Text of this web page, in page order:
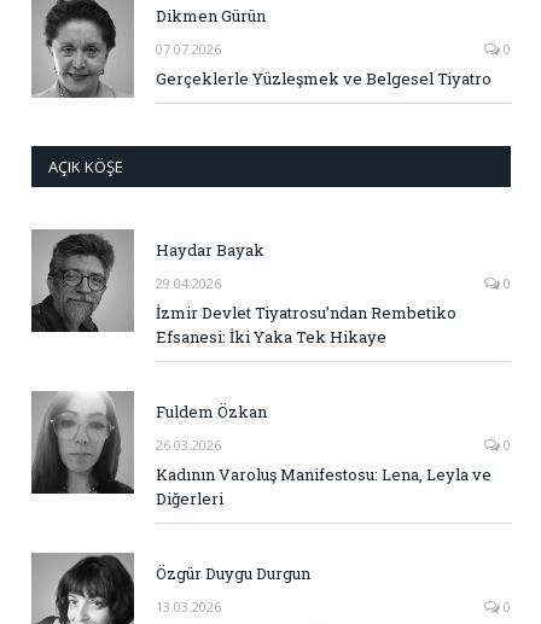
Dikmen Gürün
07.07.2026 0
Gerçeklerle Yüzleşmek ve Belgesel Tiyatro
AÇIK KÖŞE
Haydar Bayak
29.04.2026 0
İzmir Devlet Tiyatrosu’ndan Rembetiko
Efsanesi: İki Yaka Tek Hikaye
Fuldem Özkan
26.03.2026 0
Kadının Varoluş Manifestosu: Lena, Leyla ve
Diğerleri
Özgür Duygu Durgun
13.03.2026 0